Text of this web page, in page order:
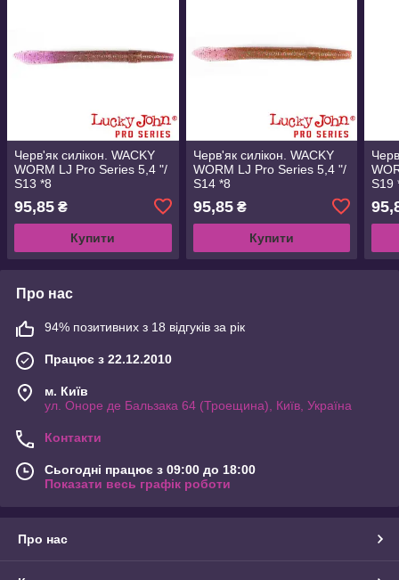
Черв'як силікон. WACKY
WORM LJ Pro Series 5,4 "/
S13 *8
95,85 ₴
Купити
Черв'як силікон. WACKY
WORM LJ Pro Series 5,4 "/
S14 *8
95,85₴
Купити
S19
Про нас
94% позитивних з 18 відгуків за рік
Працює з 22.12.2010
м. Київ
ул. Оноре де Бальзака 64 (Троещина), Київ, Україна
Контакти
Сьогодні працює з 09:00 до 18:00
Показати весь графік роботи
Про нас